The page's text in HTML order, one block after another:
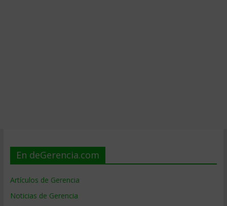
En deGerencia.com
Artículos de Gerencia
Noticias de Gerencia